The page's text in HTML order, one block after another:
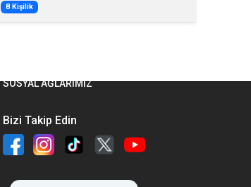
8 Kişilik
SOSYAL AĞLARIMIZ
Bizi Takip Edin